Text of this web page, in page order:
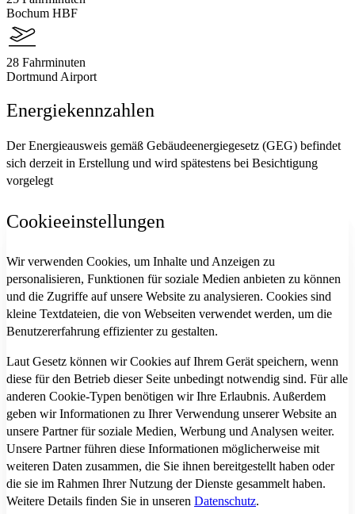
Bochum HBF
28 Fahrminuten
Dortmund Airport
Energiekennzahlen
Der Energieausweis gemäß Gebäudeenergiegesetz (GEG) befindet
sich derzeit in Erstellung und wird spätestens bei Besichtigung
vorgelegt
Cookieeinstellungen
Wir verwenden Cookies, um Inhalte und Anzeigen zu
personalisieren, Funktionen für soziale Medien anbieten zu können
und die Zugriffe auf unsere Website zu analysieren. Cookies sind
kleine Textdateien, die von Webseiten verwendet werden, um die
Benutzererfahrung effizienter zu gestalten.
Laut Gesetz können wir Cookies auf Ihrem Gerät speichern, wenn
diese für den Betrieb dieser Seite unbedingt notwendig sind. Für alle
anderen Cookie-Typen benötigen wir Ihre Erlaubnis. Außerdem
geben wir Informationen zu Ihrer Verwendung unserer Website an
unsere Partner für soziale Medien, Werbung und Analysen weiter.
Unsere Partner führen diese Informationen möglicherweise mit
weiteren Daten zusammen, die Sie ihnen bereitgestellt haben oder
die sie im Rahmen Ihrer Nutzung der Dienste gesammelt haben.
Weitere Details finden Sie in unseren Datenschutz.